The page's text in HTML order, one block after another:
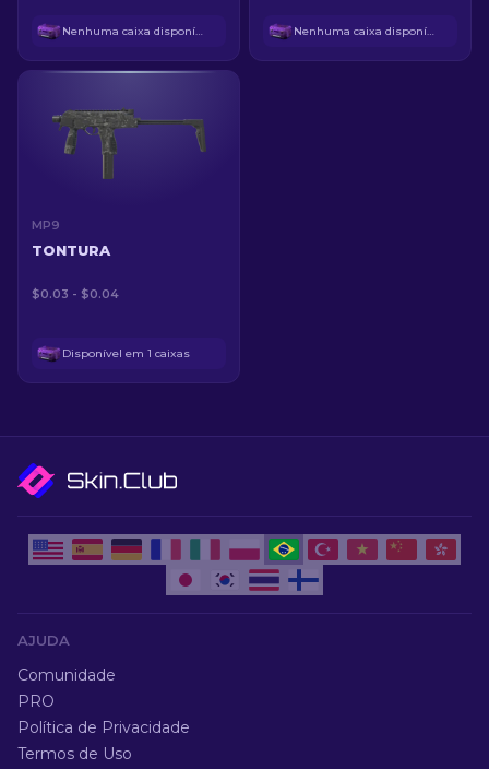
Nenhuma caixa disponível Nenhuma caixa disponível
MP9
TONTURA
$0.03 - $0.04
Disponível em 1 caixas
AJUDA
Comunidade
PRO
Política de Privacidade
Termos de Uso